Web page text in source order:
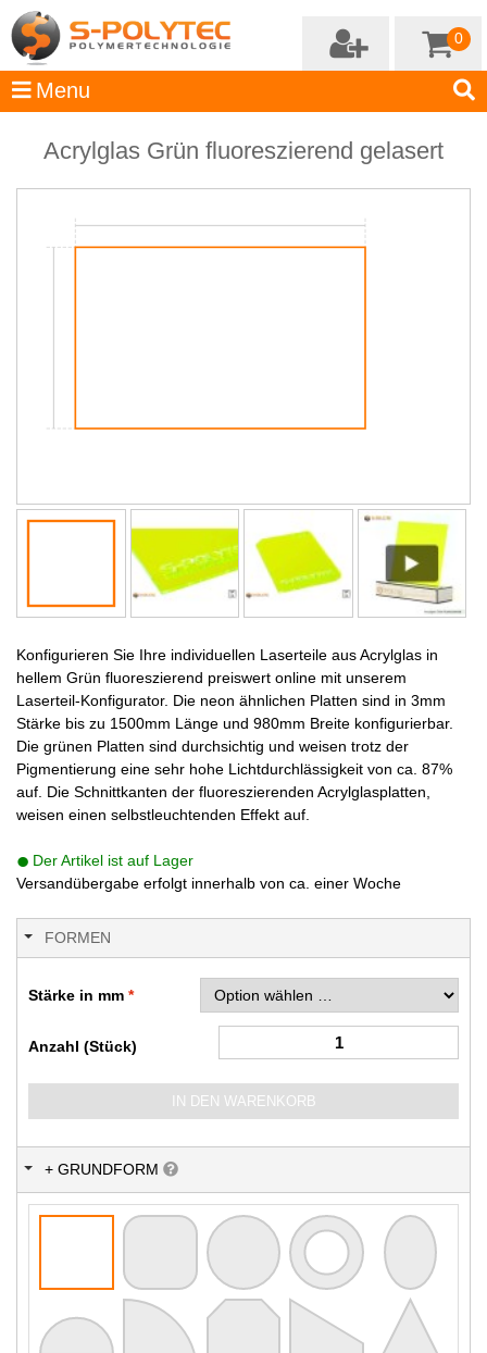
0
Acrylglas Grün fluoreszierend gelasert
Konfigurieren Sie Ihre individuellen Laserteile aus Acrylglas in
hellem Grün fluoreszierend preiswert online mit unserem
Laserteil-Konfigurator. Die neon ähnlichen Platten sind in 3mm
Stärke bis zu 1500mm Länge und 980mm Breite konfigurierbar.
Die grünen Platten sind durchsichtig und weisen trotz der
Pigmentierung eine sehr hohe Lichtdurchlässigkeit von ca. 87%
auf. Die Schnittkanten der fluoreszierenden Acrylglasplatten,
weisen einen selbstleuchtenden Effekt auf.
Der Artikel ist auf Lager
Versandübergabe erfolgt innerhalb von ca. einer Woche
FORMEN
Stärke in mm
Anzahl (Stück)
IN DEN WARENKORB
+ GRUNDFORM